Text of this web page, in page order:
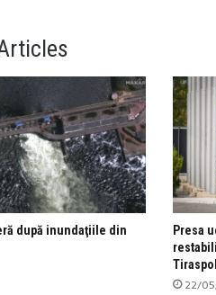
după inundaţiile din
Presa
22/